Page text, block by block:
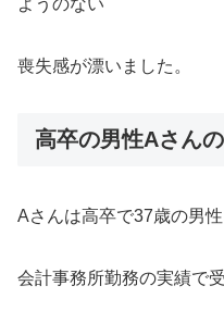
ようのない
喪失感が漂いました。
高卒の男性Aさん
Aさんは高卒で37歳の男
会計事務所勤務の実績で